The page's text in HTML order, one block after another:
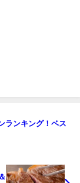
ランキング！ベス